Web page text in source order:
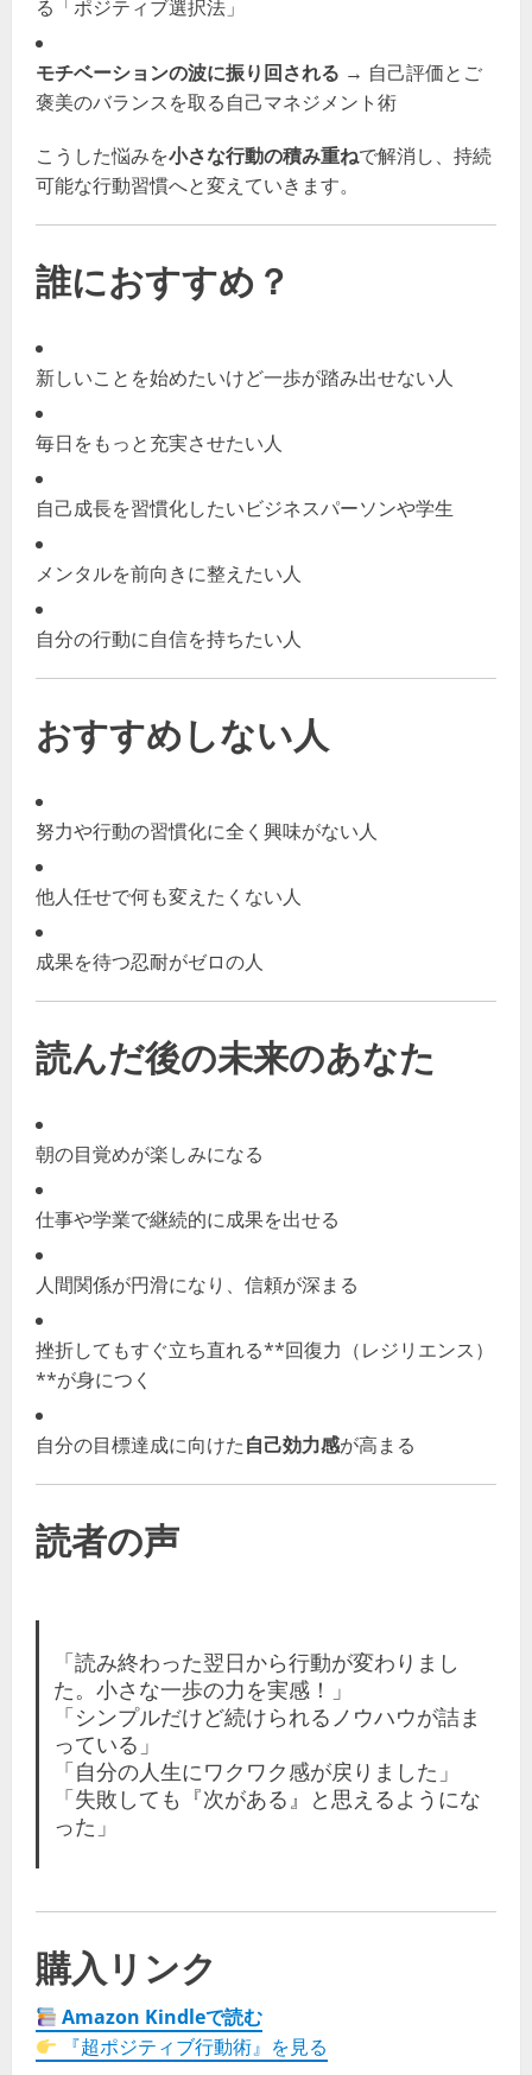
る「ポジティブ選択法」
モチベーションの波に振り回される → 自己評価とご
褒美のバランスを取る自己マネジメント術
こうした悩みを小さな行動の積み重ねで解消し、持続
可能な行動習慣へと変えていきます。
誰におすすめ？
新しいことを始めたいけど一歩が踏み出せない人
毎日をもっと充実させたい人
自己成長を習慣化したいビジネスパーソンや学生
メンタルを前向きに整えたい人
自分の行動に自信を持ちたい人
おすすめしない人
努力や行動の習慣化に全く興味がない人
他人任せで何も変えたくない人
成果を待つ忍耐がゼロの人
読んだ後の未来のあなた
朝の目覚めが楽しみになる
仕事や学業で継続的に成果を出せる
人間関係が円滑になり、信頼が深まる
挫折してもすぐ立ち直れる**回復力（レジリエンス）
**が身につく
自分の目標達成に向けた自己効力感が高まる
読者の声
「読み終わった翌日から行動が変わりまし
た。小さな一歩の力を実感！」
「シンプルだけど続けられるノウハウが詰ま
っている」
「自分の人生にワクワク感が戻りました」
「失敗しても『次がある』と思えるようにな
った」
購入リンク
Amazon Kindleで読む
『超ポジティブ行動術』を見る